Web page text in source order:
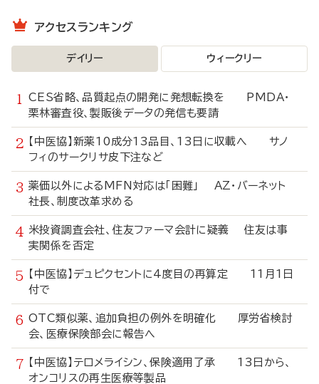
アクセスランキング
デイリー ウィークリー
CES省略、品質起点の開発に発想転換を PMDA・
栗林審査役、製販後データの発信も要請
【中医協】新薬10成分13品目、13日に収載へ サノ
フィのサークリサ皮下注など
薬価以外によるMFN対応は「困難」 AZ・バーネット
社長、制度改革求める
米投資調査会社、住友ファーマ会計に疑義 住友は事
実関係を否定
【中医協】デュピクセントに4度目の再算定 11月1日
付で
OTC類似薬、追加負担の例外を明確化 厚労省検討
会、医療保険部会に報告へ
【中医協】テロメライシン、保険適用了承 13日から、
オンコリスの再生医療等製品